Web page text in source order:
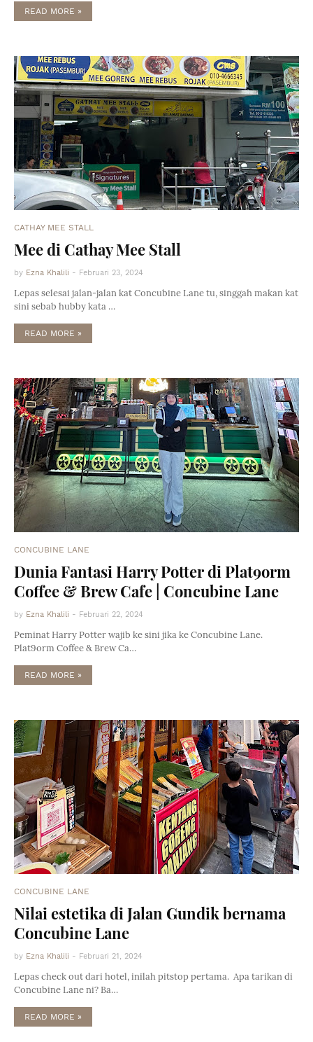
READ MORE »
CATHAY MEE STALL
Mee di Cathay Mee Stall
by Ezna Khalili - Februari 23, 2024
Lepas selesai jalan-jalan kat Concubine Lane tu, singgah makan kat
sini sebab hubby kata …
READ MORE »
CONCUBINE LANE
Dunia Fantasi Harry Potter di Plat9orm
Coffee & Brew Cafe | Concubine Lane
by Ezna Khalili - Februari 22, 2024
Peminat Harry Potter wajib ke sini jika ke Concubine Lane.
Plat9orm Coffee & Brew Ca…
READ MORE »
CONCUBINE LANE
Nilai estetika di Jalan Gundik bernama
Concubine Lane
by Ezna Khalili - Februari 21, 2024
Lepas check out dari hotel, inilah pitstop pertama. Apa tarikan di
Concubine Lane ni? Ba…
READ MORE »